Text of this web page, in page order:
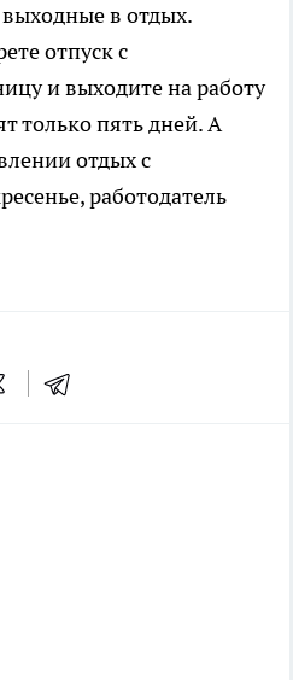
в отдых.
отпуск с
и выходите на работу
только пять дней. А
отдых с
работодатель